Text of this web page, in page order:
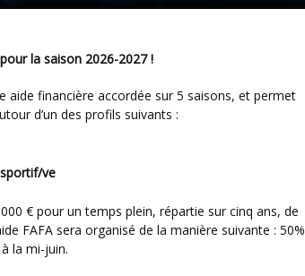
la saison 2026-2027 !
d’un des profils suivants :
ve
FAFA sera organisé de la manière suivante : 50%
la mi-juin.